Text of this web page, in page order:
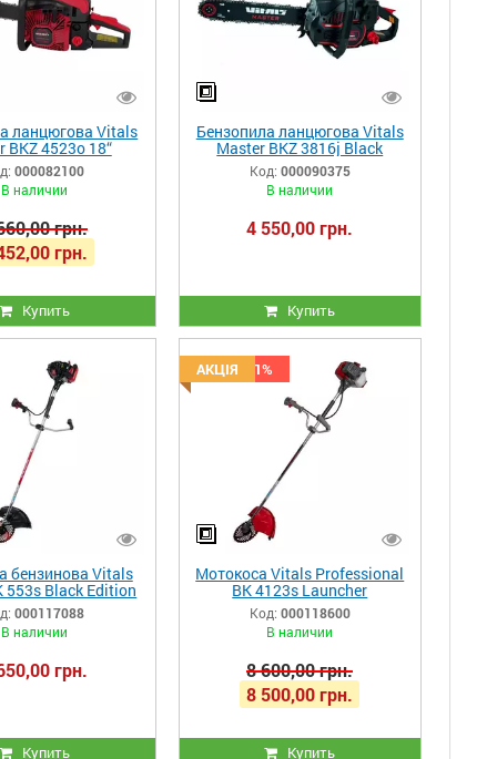
ланцюгова Vitals
BKZ 4523o 18“
000082100
В наличии
грн.
грн.
Купить
Бензопила ланцюгова Vitals
Master BKZ 3816j Black
Edition
Код: 000090375
В наличии
4 550,00 грн.
Купить
бензинова Vitals
553s Black Edition
000117088
В наличии
грн.
Купить
Скидка -1%
АКЦІЯ
Мотокоса Vitals Professional
BK 4123s Launcher
Код: 000118600
В наличии
8 600,00 грн.
8 500,00 грн.
Купить